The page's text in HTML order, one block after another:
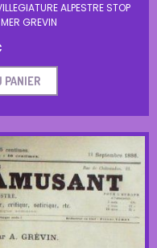
ALPESTRE STOP
GREVIN
PANIER